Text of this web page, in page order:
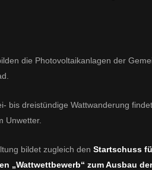
die Photovoltaikanlagen der
bis dreistündige Wattwanderung
Unwetter.
bildet zugleich den Startschuss
„Wattwettbewerb“ zum Ausbau